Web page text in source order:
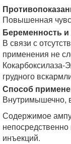
Повышенная
Беременность и
В связи с
применения не
грудного
Способ
Внутримышечно,
Содержимое
инъекций.